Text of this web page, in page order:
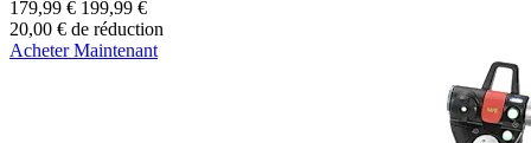
179,99 € 199,99 €
20,00 € de réduction
Acheter Maintenant